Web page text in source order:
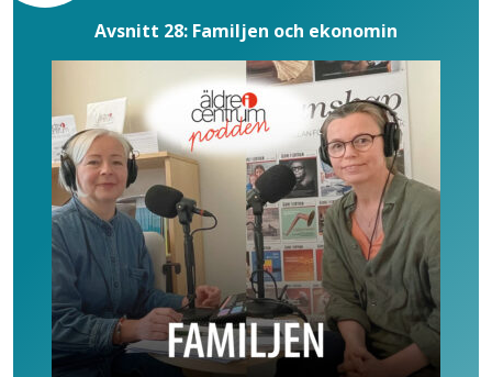
Avsnitt 28: Familjen och ekonomin